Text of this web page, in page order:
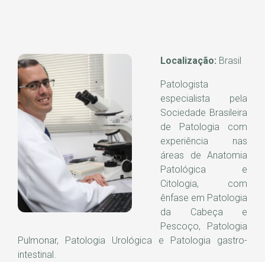
Localização: Brasil
Patologista
especialista pela
Sociedade Brasileira
de Patologia com
experiência nas
áreas de Anatomia
Patológica e
Citologia, com
ênfase em Patologia
da Cabeça e
Pescoço, Patologia
Pulmonar, Patologia Urológica e Patologia gastro-
intestinal.